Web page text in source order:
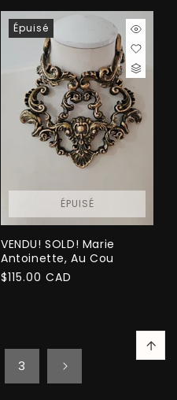
ÉPUISÉ
Épuisé
VENDU! SOLD! Marie
Antoinette, Au Cou
Prix
$115.00 CAD
3
Connexion